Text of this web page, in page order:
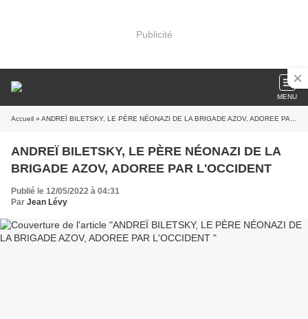
Publicité
MENU
Accueil » ANDREÏ BILETSKY, LE PÈRE NÉONAZI DE LA BRIGADE AZOV, ADOREE PAR L'OCCIDENT
ANDREÏ BILETSKY, LE PÈRE NÉONAZI DE LA
BRIGADE AZOV, ADOREE PAR L'OCCIDENT
Publié le 12/05/2022 à 04:31
Par Jean Lévy